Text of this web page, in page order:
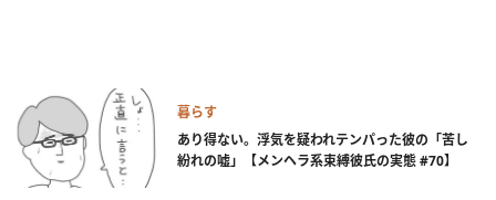
暮らす
あり得ない。浮気を疑われテンパった彼の「苦し
紛れの嘘」【メンヘラ系束縛彼氏の実態 #70】